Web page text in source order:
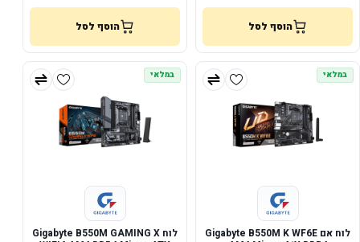
הוסף לסל הוסף לסל
במלאי
לוח אם Gigabyte B550M K WF6E
במלאי
לוח Gigabyte B550M GAMING X